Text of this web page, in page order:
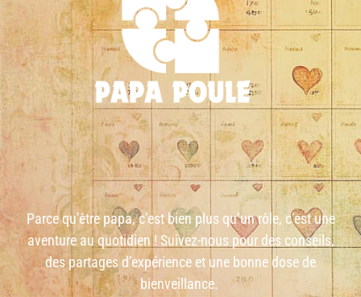
Parce qu’être papa, c’est bien plus qu’un rôle, c’est une
aventure au quotidien ! Suivez-nous pour des conseils,
des partages d’expérience et une bonne dose de
bienveillance.